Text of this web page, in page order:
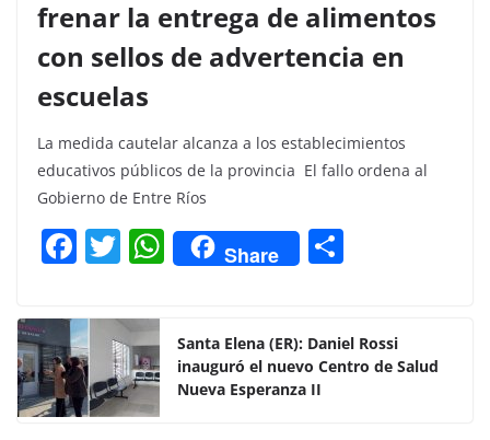
frenar la entrega de alimentos
con sellos de advertencia en
escuelas
La medida cautelar alcanza a los establecimientos
educativos públicos de la provincia El fallo ordena al
Gobierno de Entre Ríos
F
c
e
b
o
T
itt
er
W
h
s
A
Share
p
ar
Santa Elena (ER): Daniel Rossi
inauguró el nuevo Centro de Salud
Nueva Esperanza II